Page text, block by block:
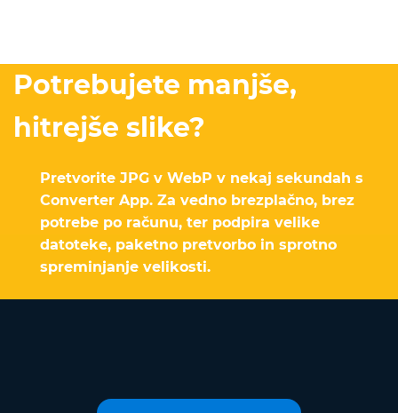
Potrebujete manjše,
hitrejše slike?
Pretvorite JPG v WebP v nekaj sekundah s
Converter App. Za vedno brezplačno, brez
potrebe po računu, ter podpira velike
datoteke, paketno pretvorbo in sprotno
spreminjanje velikosti.